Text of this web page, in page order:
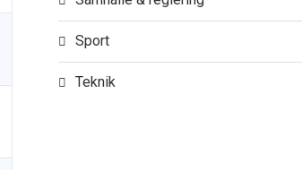
Sport
Teknik